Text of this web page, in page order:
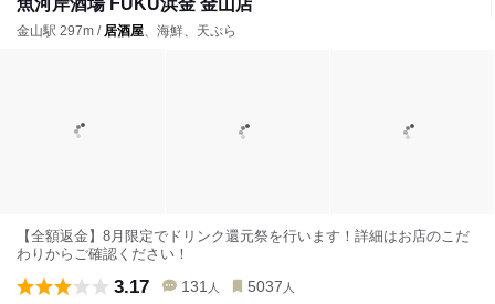
魚河岸酒場 FUKU浜金 金山店
金山駅 297m / 居酒屋、海鮮、天ぷら
【全額返金】8月限定でドリンク還元祭を行います！詳細はお店のこだ
わりからご確認ください！
3.17 131 人 5037 人